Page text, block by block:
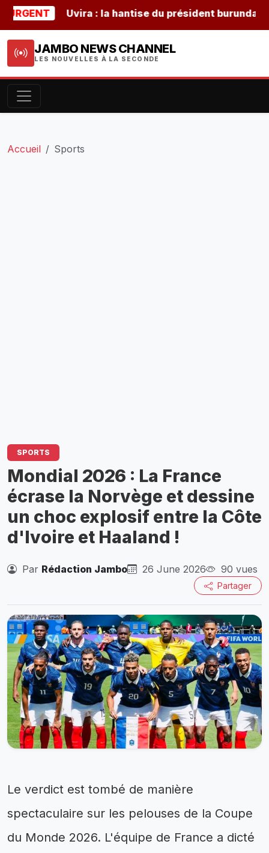
Uvira : la hantise du président burundais
JAMBO NEWS CHANNEL
LES NOUVELLES À LA SECONDE
Accueil Sports
SPORTS
​Mondial 2026 : La France
écrase la Norvège et dessine
un choc explosif entre la Côte
d'Ivoire et Haaland !
Par Rédaction Jambo 26 June 2026 90 vues
Partager
Le verdict est tombé de manière
spectaculaire sur les pelouses de la Coupe
du Monde 2026. L'équipe de France a dicté